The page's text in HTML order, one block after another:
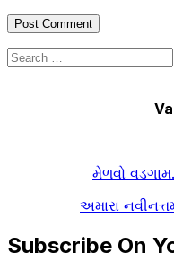
Search
for:
મેળવો
અમારા
Subscribe On